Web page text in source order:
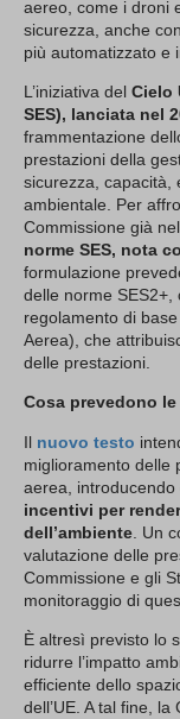
aereo, come i droni
sicurezza, anche
più automatizzato e
L’iniziativa del Cielo
SES), lanciata nel
frammentazione
prestazioni della
sicurezza, capacità,
ambientale. Per
Commissione già nel
norme SES, nota
formulazione
delle norme
regolamento di base
Aerea), che
delle prestazioni.
Cosa prevedono
Il nuovo testo
miglioramento delle
aerea, introducendo
incentivi per
dell’ambiente . Un
valutazione delle
Commissione e gli
monitoraggio di
È altresì previsto lo
ridurre l’impatto
efficiente dello
dell’UE. A tal fine,